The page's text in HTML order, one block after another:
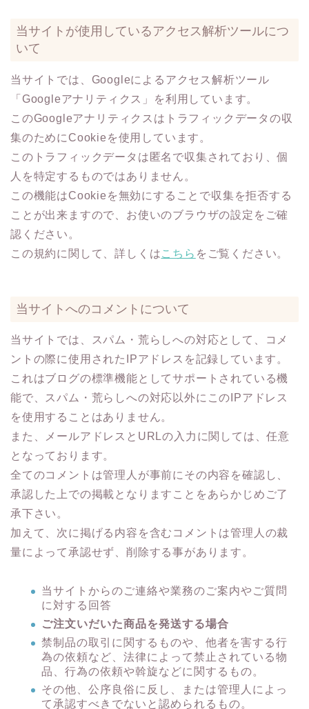
当サイトが使用しているアクセス解析ツールにつ
いて
当サイトでは、Googleによるアクセス解析ツール
「Googleアナリティクス」を利用しています。
このGoogleアナリティクスはトラフィックデータの収
集のためにCookieを使用しています。
このトラフィックデータは匿名で収集されており、個
人を特定するものではありません。
この機能はCookieを無効にすることで収集を拒否する
ことが出来ますので、お使いのブラウザの設定をご確
認ください。
この規約に関して、詳しくはこちら をご覧ください。
当サイトへのコメントについて
当サイトでは、スパム・荒らしへの対応として、コメ
ントの際に使用されたIPアドレスを記録しています。
これはブログの標準機能としてサポートされている機
能で、スパム・荒らしへの対応以外にこのIPアドレス
を使用することはありません。
また、メールアドレスとURLの入力に関しては、任意
となっております。
全てのコメントは管理人が事前にその内容を確認し、
承認した上での掲載となりますことをあらかじめご了
承下さい。
加えて、次に掲げる内容を含むコメントは管理人の裁
量によって承認せず、削除する事があります。
当サイトからのご連絡や業務のご案内やご質問
に対する回答
ご注文いだいた商品を発送する場合
禁制品の取引に関するものや、他者を害する行
為の依頼など、法律によって禁止されている物
品、行為の依頼や斡旋などに関するもの。
その他、公序良俗に反し、または管理人によっ
て承認すべきでないと認められるもの。